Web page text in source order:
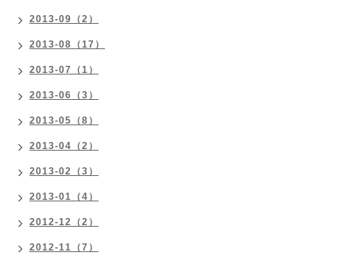
2013-09（2）
2013-08（17）
2013-07（1）
2013-06（3）
2013-05（8）
2013-04（2）
2013-02（3）
2013-01（4）
2012-12（2）
2012-11（7）